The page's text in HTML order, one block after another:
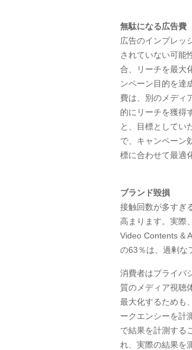
無駄になる広告費
広告のインプレッ
されていない可能
合、リーチを最大
ンペーン目的を達
費は、別のメディ
的にリーチを獲得
と、目標としてい
で、キャンペーン
標に合わせて最適
ブランド毀損
接触回数が多すぎ
高まります。実際
Video Contents &
の63 ％は、過剰な
消費者はプライバ
質のメディア視聴
最大化するためも
ークエンシーを計
で結果を計測する
れ、実際の結果を